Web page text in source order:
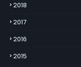
2018
2017
2016
2015